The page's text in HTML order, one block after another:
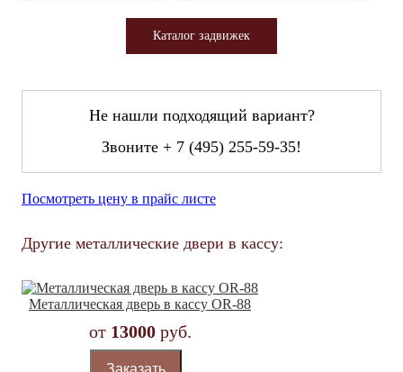
Каталог задвижек
Не нашли подходящий вариант?
Звоните + 7 (495) 255-59-35!
Посмотреть цену в прайс листе
Другие металлические двери в кассу:
Металлическая дверь в кассу OR-88
от 13000руб.
Заказать